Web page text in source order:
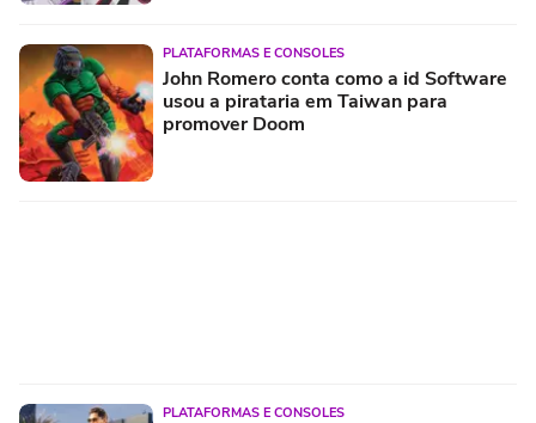
PLATAFORMAS E CONSOLES
John Romero conta como a id Software
usou a pirataria em Taiwan para
promover Doom
PLATAFORMAS E CONSOLES